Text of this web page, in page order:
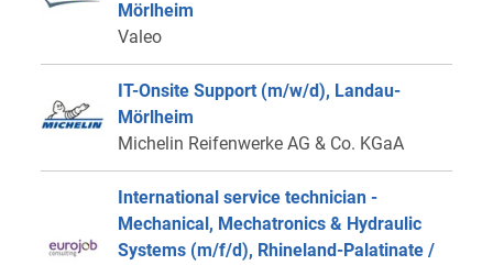
Mörlheim
Valeo
IT-Onsite Support (m/w/d), Landau-
Mörlheim
Michelin Reifenwerke AG & Co. KGaA
International service technician -
Mechanical, Mechatronics & Hydraulic
Systems (m/f/d), Rhineland-Palatinate /